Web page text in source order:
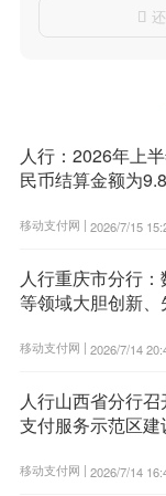

人行：2026年上
民币结算金额为
移动支付网 | 2026/7/15
人行重庆市分行
等领域大胆创新
移动支付网 | 2026/7/14
人行山西省分行
支付服务示范区建
移动支付网 | 2026/7/14